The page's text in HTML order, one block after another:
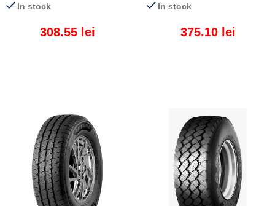
In stock
308.55 lei
In stock
375.10 lei